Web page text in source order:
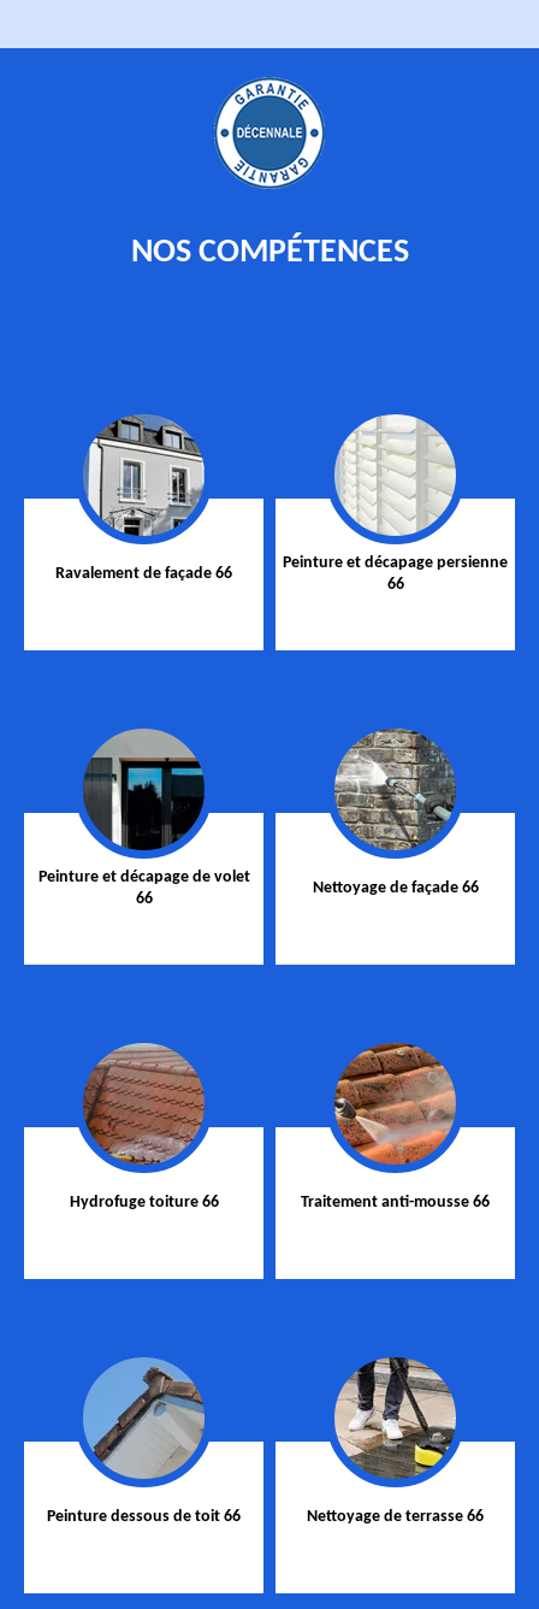
NOS COMPÉTENCES
Ravalement de façade 66
Peinture et décapage persienne
66
Peinture et décapage de volet
66
Nettoyage de façade 66
Hydrofuge toiture 66 Traitement anti-mousse 66
Peinture dessous de toit 66 Nettoyage de terrasse 66